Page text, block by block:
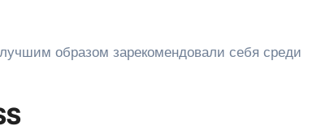
образом зарекомендовали себя среди